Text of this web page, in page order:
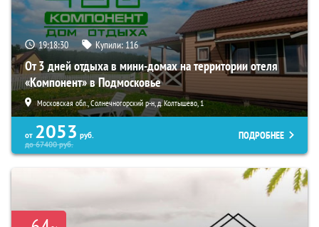
19:18:28 Купили: 116
От 3 дней отдыха в мини-домах на территории отеля
«Компонент» в Подмосковье
Московская обл., Солнечногорский р-н, д. Колтышево, 1
от 2053 руб.
до67400руб.
ПОДРОБНЕЕ